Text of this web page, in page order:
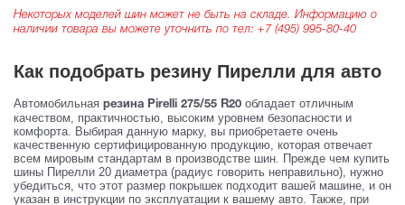
Некоторых моделей шин может не быть на складе. Информацию о
наличии товара вы можете уточнить по тел: +7 (495) 995-80-40
Как подобрать резину Пирелли для авто
Автомобильная резина Pirelli 275/55 R20 обладает отличным
качеством, практичностью, высоким уровнем безопасности и
комфорта. Выбирая данную марку, вы приобретаете очень
качественную сертифицированную продукцию, которая отвечает
всем мировым стандартам в производстве шин. Прежде чем купить
шины Пирелли 20 диаметра (радиус говорить неправильно), нужно
убедиться, что этот размер покрышек подходит вашей машине, и он
указан в инструкции по эксплуатации к вашему авто. Также, при